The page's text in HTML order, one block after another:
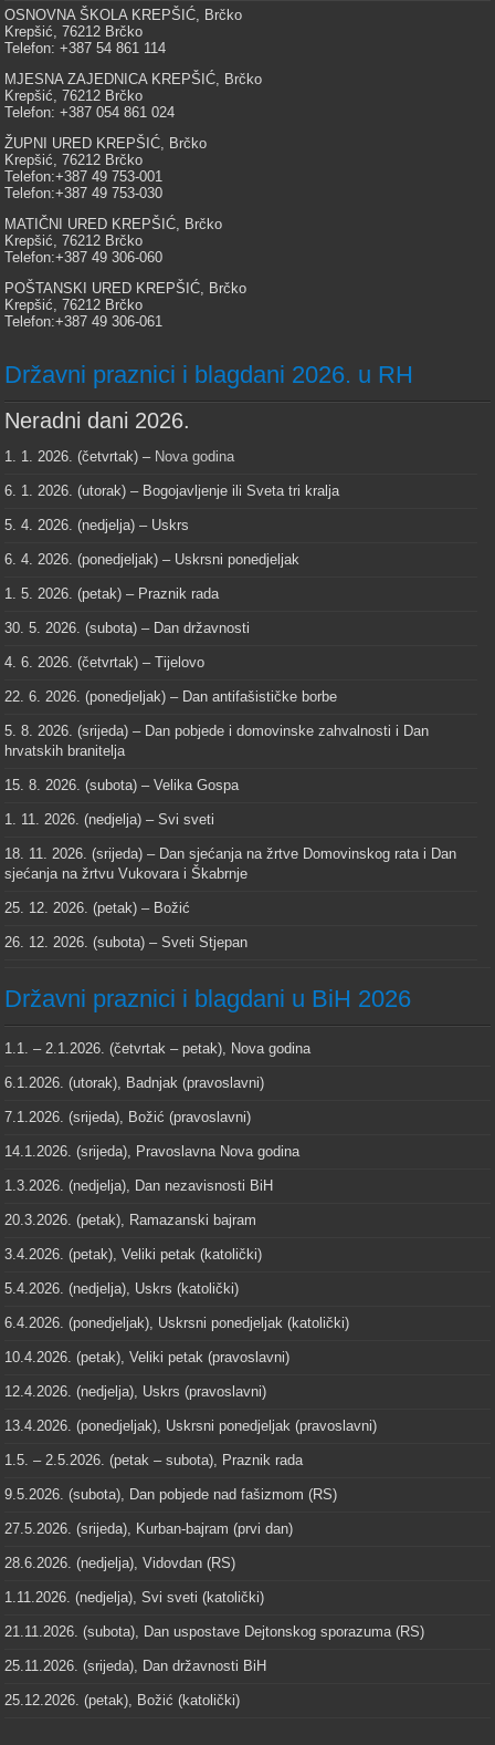
OSNOVNA ŠKOLA KREPŠIĆ, Brčko
Krepšić, 76212 Brčko
Telefon: +387 54 861 114
MJESNA ZAJEDNICA KREPŠIĆ, Brčko
Krepšić, 76212 Brčko
Telefon: +387 054 861 024
ŽUPNI URED KREPŠIĆ, Brčko
Krepšić, 76212 Brčko
Telefon:+387 49 753-001
Telefon:+387 49 753-030
MATIČNI URED KREPŠIĆ, Brčko
Krepšić, 76212 Brčko
Telefon:+387 49 306-060
POŠTANSKI URED KREPŠIĆ, Brčko
Krepšić, 76212 Brčko
Telefon:+387 49 306-061
Državni praznici i blagdani 2026. u RH
Neradni dani 2026.
1. 1. 2026. (četvrtak) – Nova godina
6. 1. 2026. (utorak) – Bogojavljenje ili Sveta tri kralja
5. 4. 2026. (nedjelja) – Uskrs
6. 4. 2026. (ponedjeljak) – Uskrsni ponedjeljak
1. 5. 2026. (petak) – Praznik rada
30. 5. 2026. (subota) – Dan državnosti
4. 6. 2026. (četvrtak) – Tijelovo
22. 6. 2026. (ponedjeljak) – Dan antifašističke borbe
5. 8. 2026. (srijeda) – Dan pobjede i domovinske zahvalnosti i Dan
hrvatskih branitelja
15. 8. 2026. (subota) – Velika Gospa
1. 11. 2026. (nedjelja) – Svi sveti
18. 11. 2026. (srijeda) – Dan sjećanja na žrtve Domovinskog rata i Dan
sjećanja na žrtvu Vukovara i Škabrnje
25. 12. 2026. (petak) – Božić
26. 12. 2026. (subota) – Sveti Stjepan
Državni praznici i blagdani u BiH 2026
1.1. – 2.1.2026. (četvrtak – petak), Nova godina
6.1.2026. (utorak), Badnjak (pravoslavni)
7.1.2026. (srijeda), Božić (pravoslavni)
14.1.2026. (srijeda), Pravoslavna Nova godina
1.3.2026. (nedjelja), Dan nezavisnosti BiH
20.3.2026. (petak), Ramazanski bajram
3.4.2026. (petak), Veliki petak (katolički)
5.4.2026. (nedjelja), Uskrs (katolički)
6.4.2026. (ponedjeljak), Uskrsni ponedjeljak (katolički)
10.4.2026. (petak), Veliki petak (pravoslavni)
12.4.2026. (nedjelja), Uskrs (pravoslavni)
13.4.2026. (ponedjeljak), Uskrsni ponedjeljak (pravoslavni)
1.5. – 2.5.2026. (petak – subota), Praznik rada
9.5.2026. (subota), Dan pobjede nad fašizmom (RS)
27.5.2026. (srijeda), Kurban-bajram (prvi dan)
28.6.2026. (nedjelja), Vidovdan (RS)
1.11.2026. (nedjelja), Svi sveti (katolički)
21.11.2026. (subota), Dan uspostave Dejtonskog sporazuma (RS)
25.11.2026. (srijeda), Dan državnosti BiH
25.12.2026. (petak), Božić (katolički)